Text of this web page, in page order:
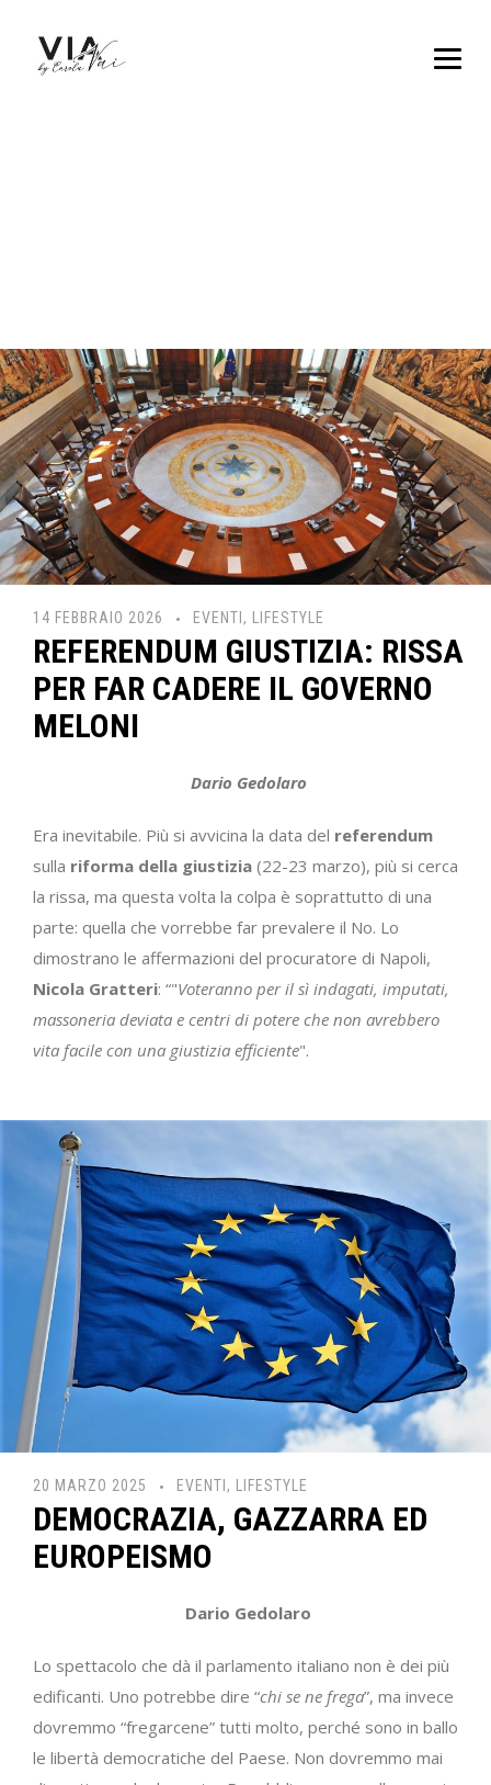
14 FEBBRAIO 2026 EVENTI , LIFESTYLE
REFERENDUM GIUSTIZIA: RISSA
PER FAR CADERE IL GOVERNO
MELONI
Dario Gedolaro
Era inevitabile. Più si avvicina la data del referendum
sulla riforma della giustizia (22-23 marzo), più si cerca
la rissa, ma questa volta la colpa è soprattutto di una
parte: quella che vorrebbe far prevalere il No. Lo
dimostrano le affermazioni del procuratore di Napoli,
Nicola Gratteri: “"Voteranno per il sì indagati, imputati,
massoneria deviata e centri di potere che non avrebbero
vita facile con una giustizia efficiente".
20 MARZO 2025 EVENTI , LIFESTYLE
DEMOCRAZIA, GAZZARRA ED
EUROPEISMO
Dario Gedolaro
Lo spettacolo che dà il parlamento italiano non è dei più
edificanti. Uno potrebbe dire “chi se ne frega”, ma invece
dovremmo “fregarcene” tutti molto, perché sono in ballo
le libertà democratiche del Paese. Non dovremmo mai